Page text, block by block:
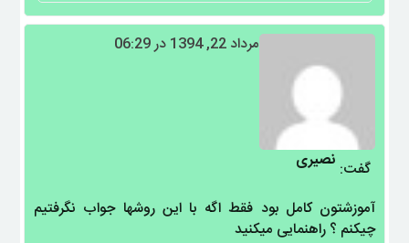
نصیری گفت:
مرداد 22, 1394 در 06:29
آموزشتون کامل بود فقط اگه با این روشها جواب نگرفتیم
چیکنم ؟ راهنمایی میکنید